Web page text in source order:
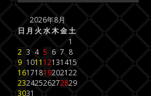
2026年8月
日 月 火水木金土
1
2 3 4 5 6 7 8
9 1011 12131415
16171819202122
23242526272829
3031